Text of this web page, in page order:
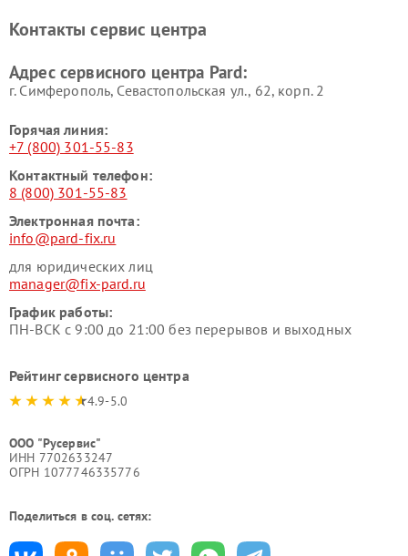
Контакты сервис центра
Адрес сервисного центра Pard:
г. Симферополь, Севастопольская ул., 62, корп. 2
Горячая линия:
+7 (800) 301-55-83
Контактный телефон:
8 (800) 301-55-83
Электронная почта:
info@pard-fix.ru
для юридических лиц
manager@fix-pard.ru
График работы:
ПН-ВСК с 9:00 до 21:00 без перерывов и выходных
Рейтинг сервисного центра
4.9-5.0
ООО "Русервис"
ИНН 7702633247
ОГРН 1077746335776
Поделиться в соц. сетях: